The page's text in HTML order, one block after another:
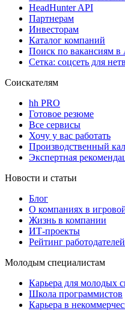
HeadHunter API
Партнерам
Инвесторам
Каталог компаний
Поиск по вакансиям в
Сетка: соцсеть для
Соискателям
hh PRO
Готовое резюме
Все сервисы
Хочу у вас работать
Производственный
Экспертная
Новости и статьи
Блог
О компаниях в
Жизнь в компании
ИТ-проекты
Рейтинг
Молодым специалистам
Карьера для молодых
Школа программистов
Карьера в